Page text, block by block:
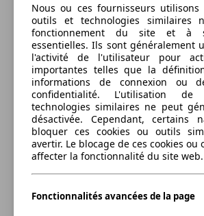
S3 2.0 TFSI 300
Nous ou ces fournisseurs utilisons
outils et technologies similaires
fonctionnement du site et à
essentielles. Ils sont généralement
l'activité de l'utilisateur pour
importantes telles que la
informations de connexion ou
confidentialité. L'utilisation
technologies similaires ne peut
désactivée. Cependant, certains
bloquer ces cookies ou outils
avertir. Le blocage de ces cookies
affecter la fonctionnalité du site web.
Fonctionnalités avancées de la page